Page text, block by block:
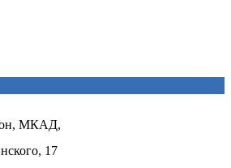
МКАД,
17